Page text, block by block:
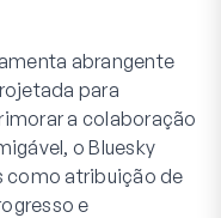
abrangente
para
a colaboração
o Bluesky
como atribuição de
e